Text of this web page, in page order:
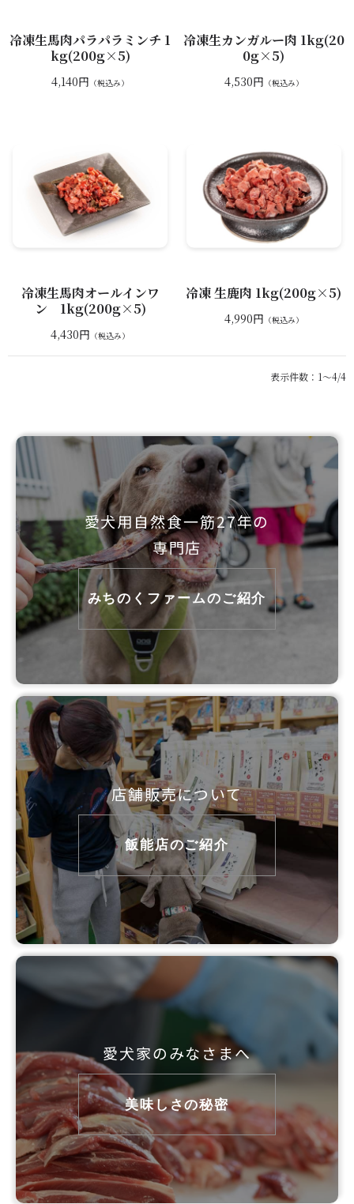
冷凍生馬肉パラパラミンチ 1
kg(200g×5)
4,140円 （税込み）
冷凍生カンガルー肉 1kg(20
0g×5)
4,530円 （税込み）
冷凍生馬肉オールインワ
ン 1kg(200g×5)
4,430円 （税込み）
冷凍 生鹿肉 1kg(200g×5)
4,990円 （税込み）
表示件数：1～4/4
愛犬用自然食一筋27年の
専門店
みちのくファームのご紹介
店舗販売について
飯能店のご紹介
愛犬家のみなさまへ
美味しさの秘密